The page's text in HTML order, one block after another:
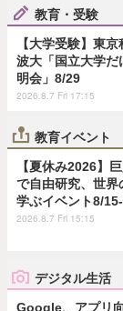
教育・受験
【大学受験】東
波大「国立大学だ
明会」8/29
2026.8.7 Fri 17:15
教育イベント
【夏休み2026】
で自由研究、世界
学ぶイベント8/
2026.8.7 Fri 15:15
デジタル生活
Google、アプリ